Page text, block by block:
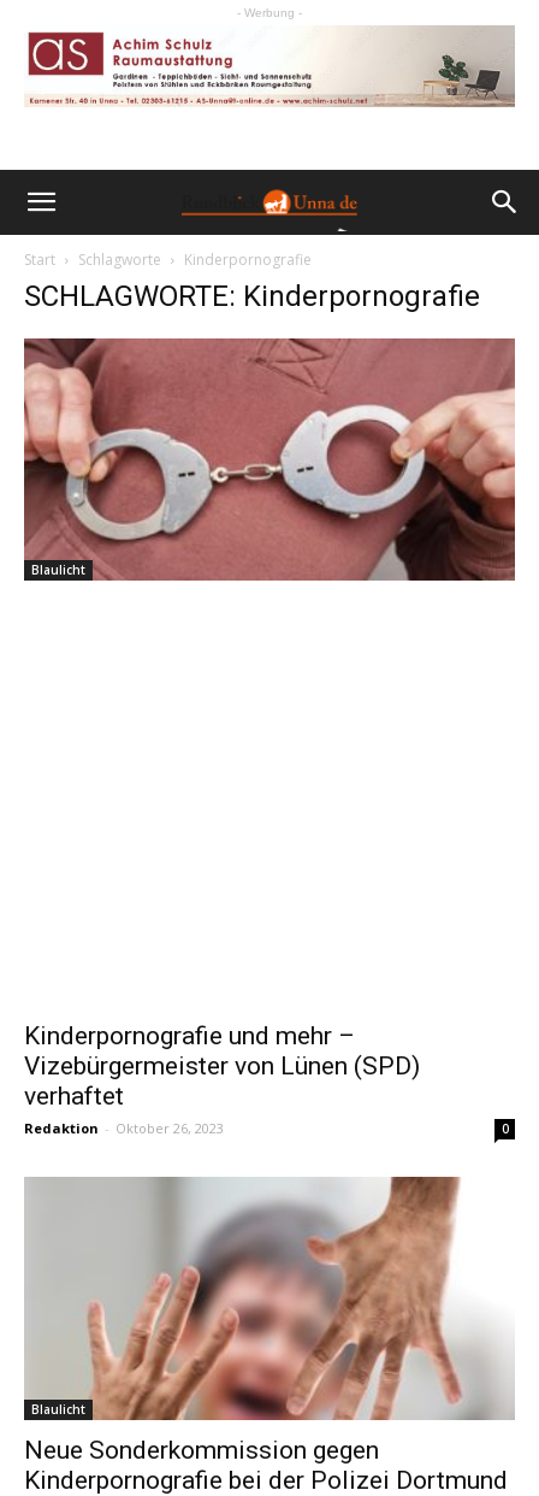
- Werbung -
Start Schlagworte Kinderpornografie
SCHLAGWORTE: Kinderpornografie
Blaulicht
Kinderpornografie und mehr –
Vizebürgermeister von Lünen (SPD)
verhaftet
Redaktion - Oktober 26, 2023 0
Blaulicht
Neue Sonderkommission gegen
Kinderpornografie bei der Polizei Dortmund